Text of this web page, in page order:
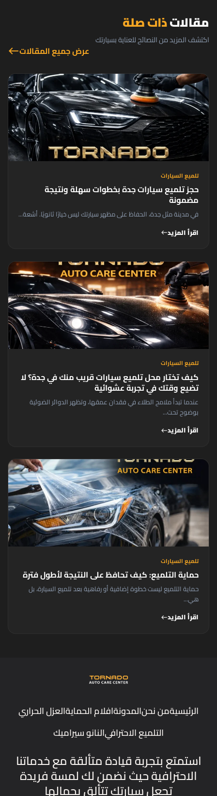
مقالاتذات صلة
اكتشف المزيد من النصائح للعناية بسيارتك
عرض جميع المقالاتwest
تلميع السيارات
حجز تلميع سيارات جدة بخطوات سهلة ونتيجة
مضمونة
في مدينة مثل جدة، الحفاظ على مظهر سيارتك ليس خيارًا ثانويًا. أشعة...
اقرأ المزيدwest
تلميع السيارات
كيف تختار محل تلميع سيارات قريب منك في جدة؟ لا
تضيع وقتك في تجربة عشوائية
عندما تبدأ ملامح الطلاء في فقدان عمقها، وتظهر الدوائر الضوئية
بوضوح تحت...
اقرأ المزيدwest
تلميع السيارات
حماية التلميع: كيف تحافظ على النتيجة لأطول فترة
حماية التلميع ليست خطوة إضافية أو رفاهية بعد تلميع السيارة، بل
هي...
اقرأ المزيدwest
الرئيسيةمن نحنالمدونةافلام الحمايةالعزل الحراري
التلميع الاحترافيالنانو سيراميك
استمتع بتجربة قيادة متألقة مع خدماتنا
الاحترافية حيث نضمن لك لمسة فريدة
تجعل سيارتك تتألق بجمالها